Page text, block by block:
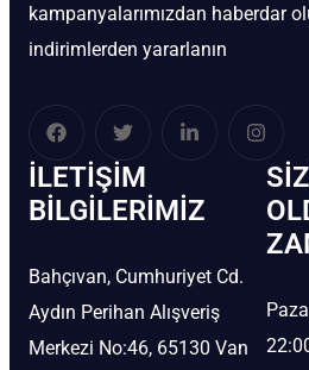
kampanyalarımızdan haberdar
indirimlerden yararlanın
İLETIŞIM
BİLGILERIMIZ
Bahçıvan, Cumhuriyet Cd.
Aydın Perihan Alışveriş
Merkezi No:46, 65130 Van